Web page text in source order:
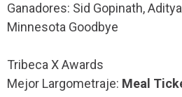
Ganadores: Sid Gopinath,
Minnesota Goodbye
Tribeca X Awards
Mejor Largometraje: Meal